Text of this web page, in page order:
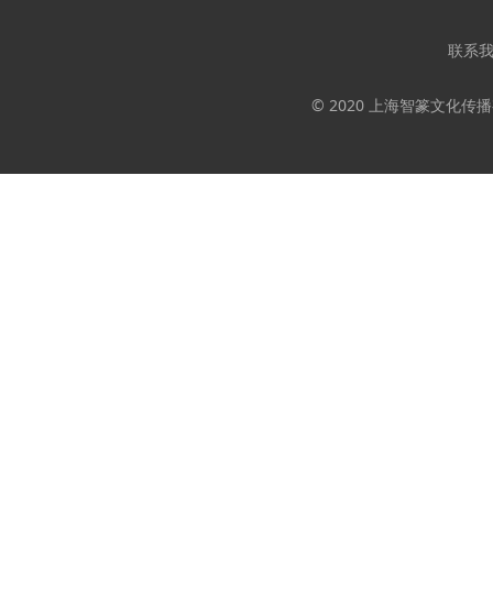
联系
© 2020 上海智篆文化传